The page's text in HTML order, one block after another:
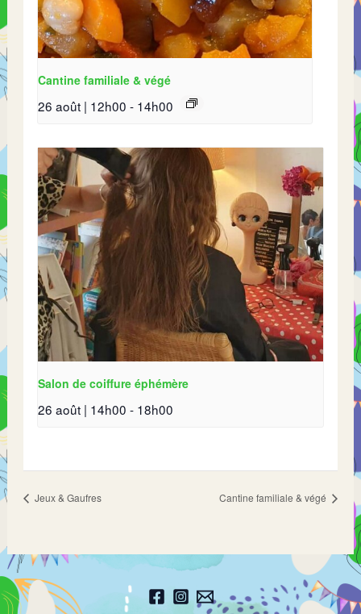
Cantine familiale & végé
26 août | 12h00 - 14h00
Salon de coiffure éphémère
26 août | 14h00 - 18h00
Jeux & Gaufres Cantine familiale & végé